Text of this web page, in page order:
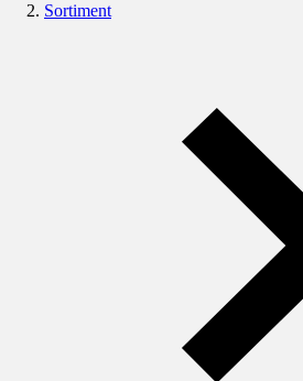
Sortiment